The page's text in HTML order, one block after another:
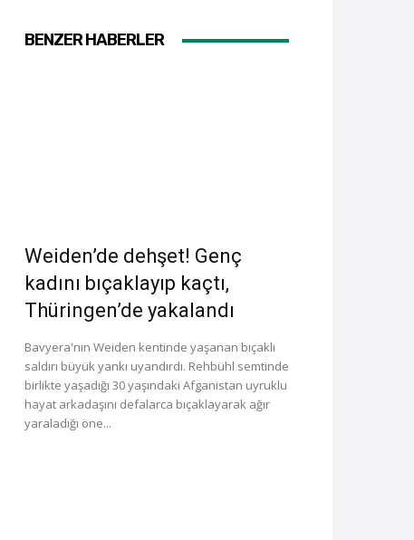
BENZER HABERLER
Weiden’de dehşet! Genç
kadını bıçaklayıp kaçtı,
Thüringen’de yakalandı
Bavyera'nın Weiden kentinde yaşanan bıçaklı
saldırı büyük yankı uyandırdı. Rehbühl semtinde
birlikte yaşadığı 30 yaşındaki Afganistan uyruklu
hayat arkadaşını defalarca bıçaklayarak ağır
yaraladığı öne...